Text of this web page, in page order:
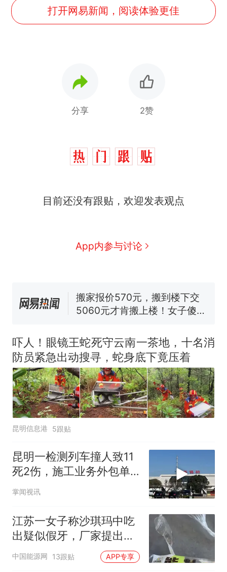
打开网易新闻，阅读体验更佳
分享 2赞
目前还没有跟贴，欢迎发表观点
App内参与讨论
新 全球唯一没有法定首都的国
了……
视频丨只要一枚命中就能让航
母瘫痪 轰-6J实力有多强？
电力部门回应
台风"白海豚"登陆 中心附近最
大风力14级
热 十多万人报名的考试，成绩
全部作废，公平么？
吓人！眼镜王蛇死守云南一茶地，十名消
防员紧急出动搜寻，蛇身底下竟压着
昆明信息港 5跟贴
昆明一检测列车撞人致11
死2伤，施工业务外包单
位被罚1.5万，国铁昆明局
掌闻视讯
江苏一女子称沙琪玛中吃
出疑似假牙，厂家提出赔
付被拒，负责人：赔偿为
“息事宁人”而非有假牙，
中国能源网 13跟贴 APP专享